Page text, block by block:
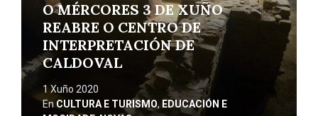
O MÉRCORES 3 DE XUÑO
REABRE O CENTRO DE
INTERPRETACIÓN DE
CALDOVAL
1 Xuño 2020
En CULTURA E TURISMO, EDUCACIÓN E